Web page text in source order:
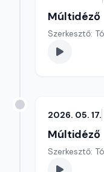
Múltidéző
Szerkesztő:
2026. 05. 17.
Múltidéző
Szerkesztő: